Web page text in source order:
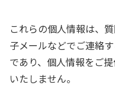
これらの個人情報は、
子メールなどでご連絡
であり、個人情報をご
いたしません。